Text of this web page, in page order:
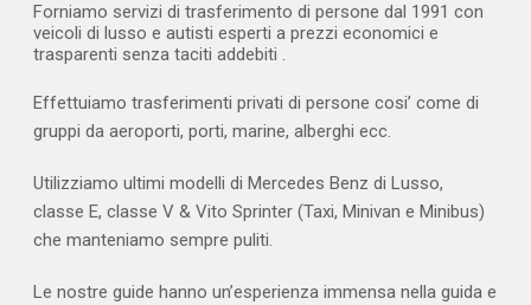
Forniamo servizi di trasferimento di persone dal 1991 con
veicoli di lusso e autisti esperti a prezzi economici e
trasparenti senza taciti addebiti .
Effettuiamo trasferimenti privati di persone cosi’ come di
gruppi da aeroporti, porti, marine, alberghi ecc.
Utilizziamo ultimi modelli di Mercedes Benz di Lusso,
classe E, classe V & Vito Sprinter (Taxi, Minivan e Minibus)
che manteniamo sempre puliti.
Le nostre guide hanno un’esperienza immensa nella guida e